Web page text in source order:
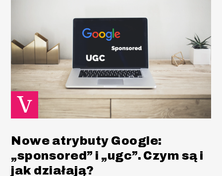
Nowe atrybuty Google:
„sponsored” i „ugc”. Czym są i
jak działają?